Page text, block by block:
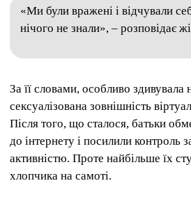
«Ми були вражені і відчували
нічого не знали», – розповідає
За її словами, особливо здивувала
сексуалізована зовнішність
Після того, що сталося, батьки
до інтернету і посилили контроль
активністю. Проте найбільше їх
хлопчика на самоті.